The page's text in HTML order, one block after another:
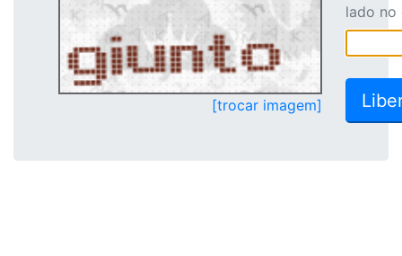
[trocar imagem]
lado no